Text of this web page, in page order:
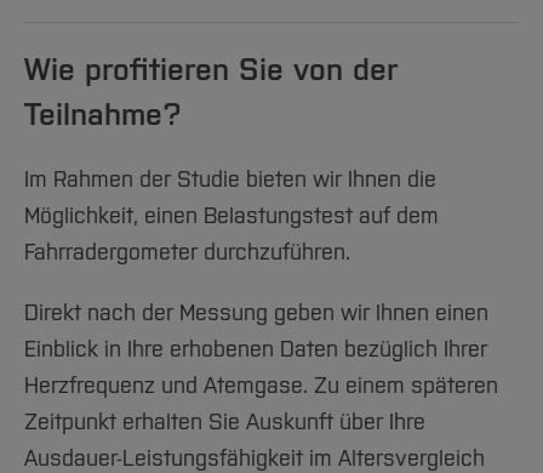
Wie profitieren Sie von der
Teilnahme?
Im Rahmen der Studie bieten wir Ihnen die
Möglichkeit, einen Belastungstest auf dem
Fahrradergometer durchzuführen.
Direkt nach der Messung geben wir Ihnen einen
Einblick in Ihre erhobenen Daten bezüglich Ihrer
Herzfrequenz und Atemgase. Zu einem späteren
Zeitpunkt erhalten Sie Auskunft über Ihre
Ausdauer-Leistungsfähigkeit im Altersvergleich